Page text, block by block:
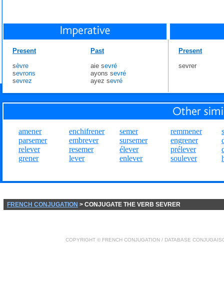
Present
sèvre
sevrons
sevrez
Past
aie sevré
ayons sevré
ayez sevré
Present
sevrer
amener
parsemer
relever
grener
enchifrener
embrever
resemer
lever
semer
sursemer
élever
enlever
remmener
engrener
prélever
soulever
FRENCH CONJUGATION > CONJUGATE THE VERB SEVRER
COPYRIGHT © FRENCH CONJUGATION / DATABASE